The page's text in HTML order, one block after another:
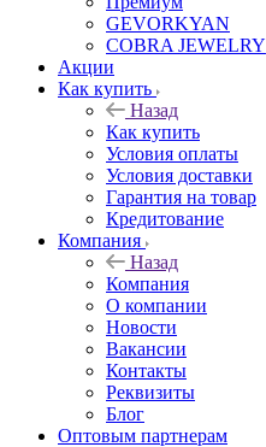
GEVORKYAN
COBRA JEWELRY
Акции
Как купить
Назад
Как купить
Условия оплаты
Условия доставки
Гарантия на товар
Кредитование
Компания
Назад
Компания
О компании
Новости
Вакансии
Контакты
Реквизиты
Блог
Оптовым партнерам